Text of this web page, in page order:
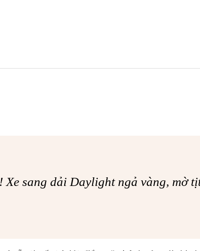
Xe sang dải Daylight ngả vàng, mờ